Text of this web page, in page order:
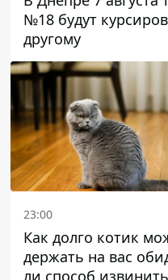
№18 будут
другому
23:00
Как долго котик
держать на вас
ли способ